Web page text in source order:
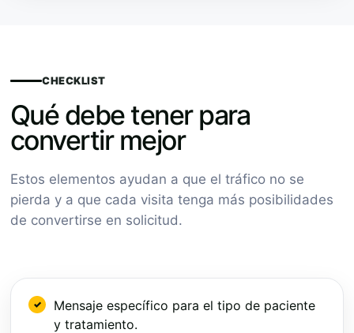
CHECKLIST
Qué debe tener para
convertir mejor
Estos elementos ayudan a que el tráfico no se
pierda y a que cada visita tenga más posibilidades
de convertirse en solicitud.
Mensaje específico para el tipo de paciente
y tratamiento.